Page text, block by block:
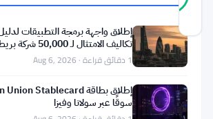
حقيقي
يستطيع
بيتكوين
تكاليف الامتثال لـ 50,000 شركة بريطانية
1 دقائق قراءة · Aug 6, 2026
سوقًا عبر سولانا وفيزا